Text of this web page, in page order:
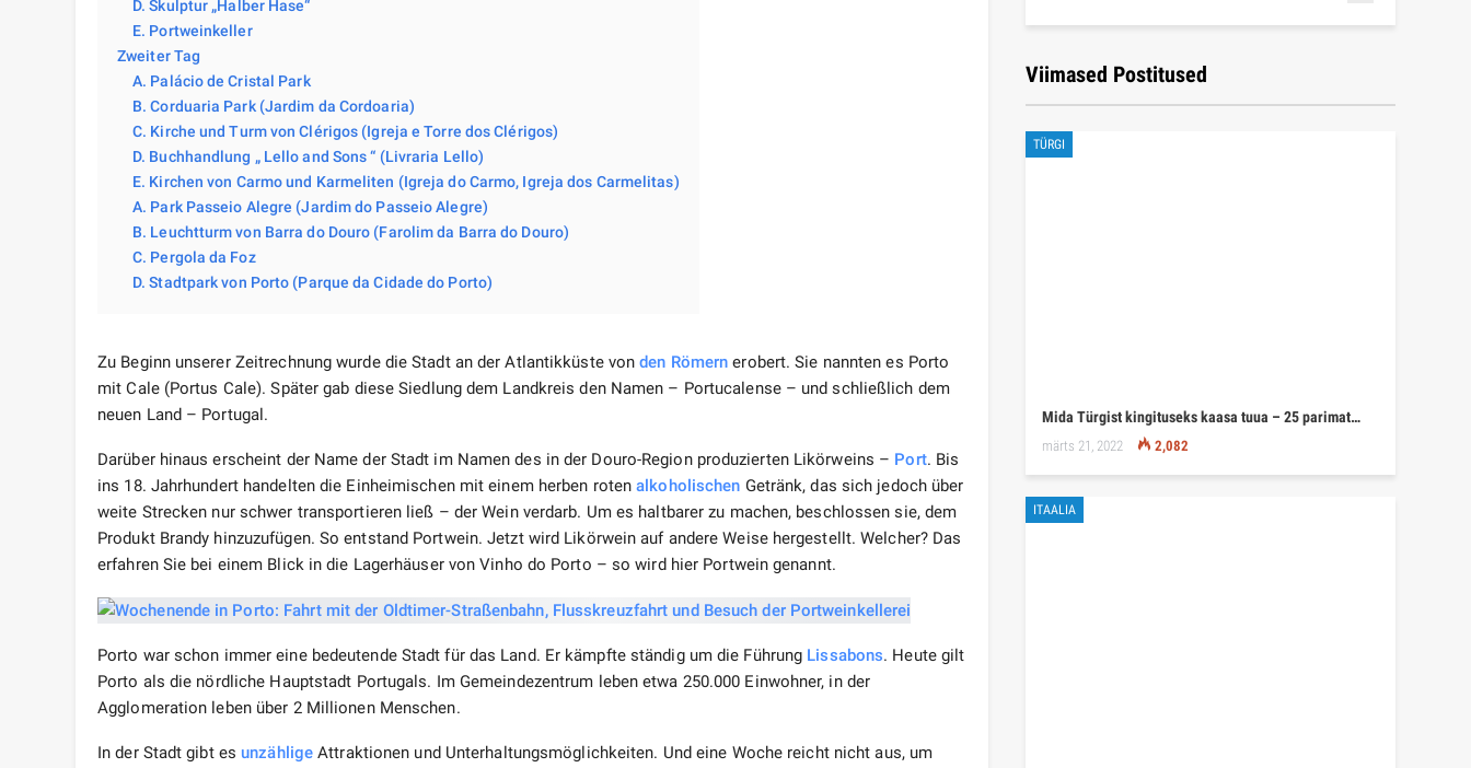
D. Skulptur „Halber Hase“
E. Portweinkeller
Zweiter Tag
A. Palácio de Cristal Park
B. Corduaria Park (Jardim da Cordoaria)
C. Kirche und Turm von Clérigos (Igreja e Torre dos Clérigos)
D. Buchhandlung „ Lello and Sons “ (Livraria Lello)
E. Kirchen von Carmo und Karmeliten (Igreja do Carmo, Igreja dos Carmelitas)
A. Park Passeio Alegre (Jardim do Passeio Alegre)
B. Leuchtturm von Barra do Douro (Farolim da Barra do Douro)
C. Pergola da Foz
D. Stadtpark von Porto (Parque da Cidade do Porto)
Zu Beginn unserer Zeitrechnung wurde die Stadt an der Atlantikküste vonden Römern erobert. Sie nannten es Porto
mit Cale (Portus Cale). Später gab diese Siedlung dem Landkreis den Namen – Portucalense – und schließlich dem
neuen Land – Portugal.
Darüber hinaus erscheint der Name der Stadt im Namen des in der Douro-Region produzierten Likörweins – Port. Bis
ins 18. Jahrhundert handelten die Einheimischen mit einem herben rotenalkoholischen Getränk, das sich jedoch über
weite Strecken nur schwer transportieren ließ – der Wein verdarb. Um es haltbarer zu machen, beschlossen sie, dem
Produkt Brandy hinzuzufügen. So entstand Portwein. Jetzt wird Likörwein auf andere Weise hergestellt. Welcher? Das
erfahren Sie bei einem Blick in die Lagerhäuser von Vinho do Porto – so wird hier Portwein genannt.
Porto war schon immer eine bedeutende Stadt für das Land. Er kämpfte ständig um die Führung Lissabons. Heute gilt
Porto als die nördliche Hauptstadt Portugals. Im Gemeindezentrum leben etwa 250.000 Einwohner, in der
Agglomeration leben über 2 Millionen Menschen.
In der Stadt gibt esunzählige Attraktionen und Unterhaltungsmöglichkeiten. Und eine Woche reicht nicht aus, um
Viimased Postitused
TÜRGI
Mida Türgist kingituseks kaasa tuua – 25 parimat…
märts 21, 2022 2,082
ITAALIA